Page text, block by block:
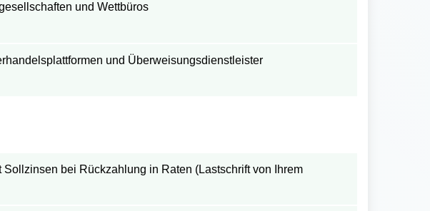
und Wettbüros​
und Überweisungsdienstleister​
bei Rückzahlung in Raten (Lastschrift von Ihrem